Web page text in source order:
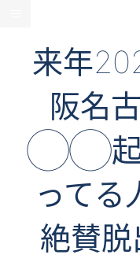
来年
阪名
◯◯起
ってる
絶賛